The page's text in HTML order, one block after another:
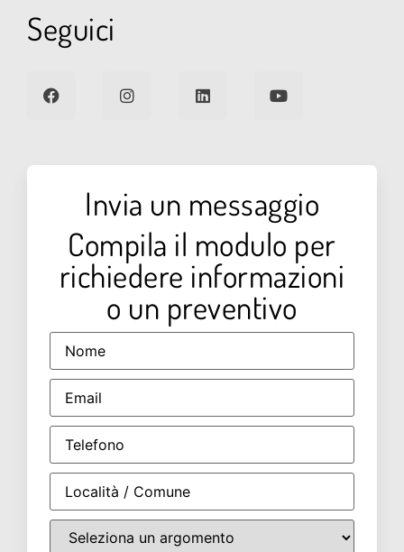
Seguici
Invia un messaggio
Compila il modulo per
richiedere informazioni
o un preventivo